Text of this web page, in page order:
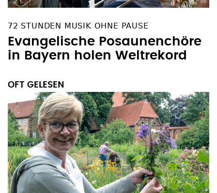
72 STUNDEN MUSIK OHNE PAUSE
Evangelische Posaunenchöre
in Bayern holen Weltrekord
OFT GELESEN